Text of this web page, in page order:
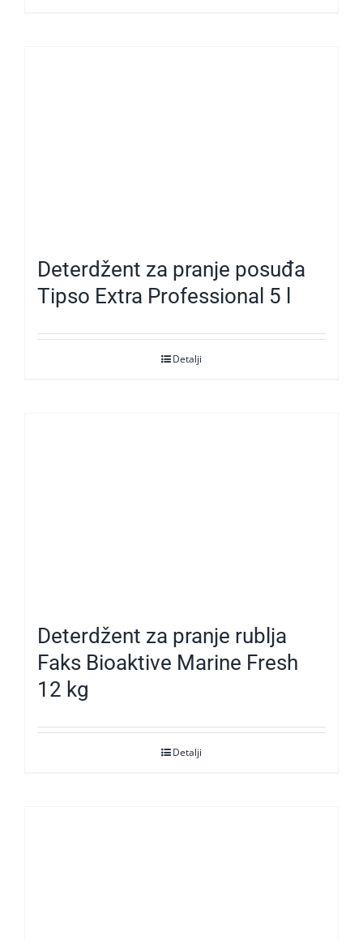
Deterdžent za pranje posuđa
Tipso Extra Professional 5 l
Detalji
Deterdžent za pranje rublja
Faks Bioaktive Marine Fresh
12 kg
Detalji